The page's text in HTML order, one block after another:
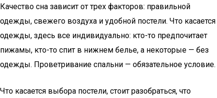
Качество сна зависит от трех факторов: правильной
одежды, свежего воздуха и удобной постели. Что касается
одежды, здесь все индивидуально: кто-то предпочитает
пижамы, кто-то спит в нижнем белье, а некоторые — без
одежды. Проветривание спальни — обязательное условие.
Что касается выбора постели, стоит разобраться, что